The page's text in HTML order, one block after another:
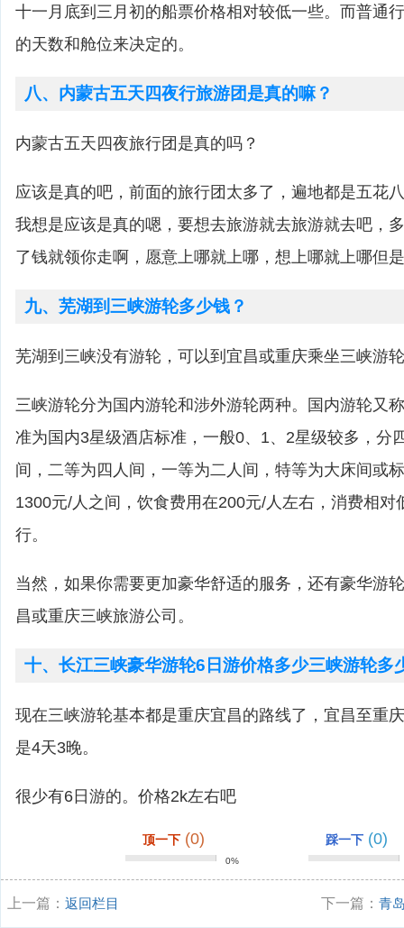
十一月底到三月初的船票价格相对较低一些。而普通
的天数和舱位来决定的。
八、内蒙古五天四夜行旅游团是真的嘛？
内蒙古五天四夜旅行团是真的吗？
应该是真的吧，前面的旅行团太多了，遍地都是五花
我想是应该是真的嗯，要想去旅游就去旅游就去吧，
了钱就领你走啊，愿意上哪就上哪，想上哪就上哪但
九、芜湖到三峡游轮多少钱？
芜湖到三峡没有游轮，可以到宜昌或重庆乘坐三峡游
三峡游轮分为国内游轮和涉外游轮两种。国内游轮又
准为国内3星级酒店标准，一般0、1、2星级较多，分
间，二等为四人间，一等为二人间，特等为大床间或
1300元/人之间，饮食费用在200元/人左右，消费相对
行。
当然，如果你需要更加豪华舒适的服务，还有豪华游
昌或重庆三峡旅游公司。
十、长江三峡豪华游轮6日游价格多少三峡游轮多
现在三峡游轮基本都是重庆宜昌的路线了，宜昌至重
是4天3晚。
很少有6日游的。价格2k左右吧
顶一下 (0)
0%
踩一下 (0)
上一篇： 返回栏目 下一篇：青